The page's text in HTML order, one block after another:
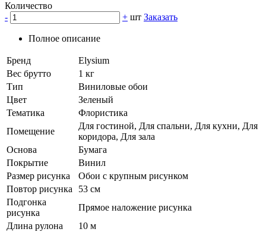
Количество
-
+ шт Заказать
Полное описание
Бренд
Elysium
Вес брутто
1 кг
Тип
Виниловые обои
Цвет
Зеленый
Тематика
Флористика
Помещение
Для гостиной, Для спальни, Для кухни, Для
коридора, Для зала
Основа
Бумага
Покрытие
Винил
Размер рисунка
Обои с крупным рисунком
Повтор рисунка
53 см
Подгонка
рисунка
Прямое наложение рисунка
Длина рулона
10 м